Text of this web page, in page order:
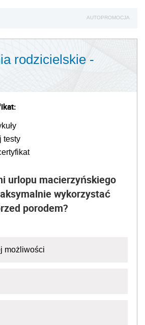
urlopu macierzyńskiego
wykorzystać
porodem?
możliwości
pracodawca wyrazi na to zgodę